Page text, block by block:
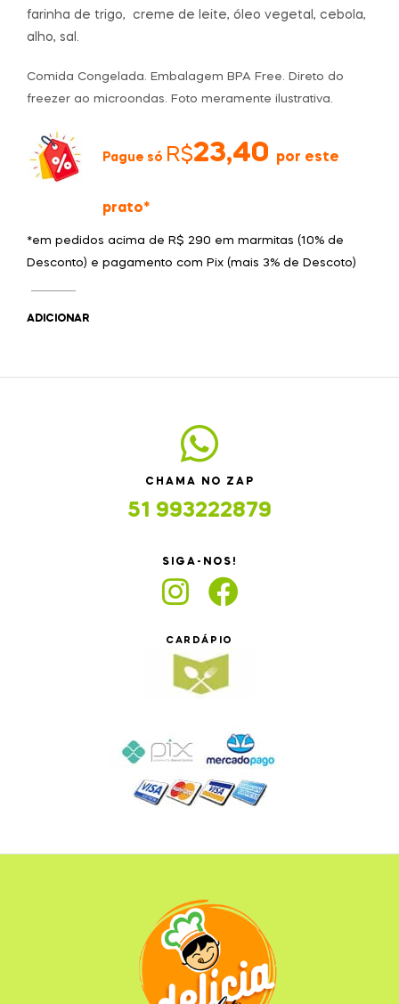
farinha de trigo, creme de leite, óleo vegetal, cebola,
alho, sal.
Comida Congelada. Embalagem BPA Free. Direto do
freezer ao microondas. Foto meramente ilustrativa.
Pague só R$23,40 por este
prato*
*em pedidos acima de R$ 290 em marmitas (10% de
Desconto) e pagamento com Pix (mais 3% de Descoto)
ADICIONAR
CHAMA NO ZAP
51 993222879
SIGA-NOS!
CARDÁPIO